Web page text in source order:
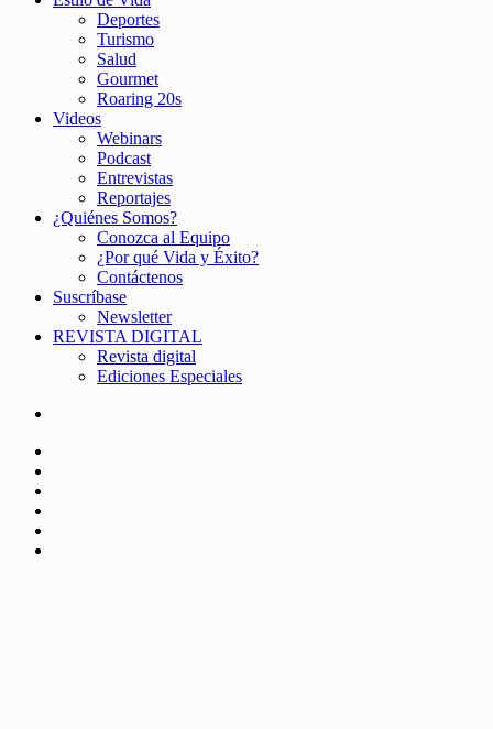
Deportes
Turismo
Salud
Gourmet
Roaring 20s
Videos
Webinars
Podcast
Entrevistas
Reportajes
¿Quiénes Somos?
Conozca al Equipo
¿Por qué Vida y Éxito?
Contáctenos
Suscríbase
Newsletter
REVISTA DIGITAL
Revista digital
Ediciones Especiales